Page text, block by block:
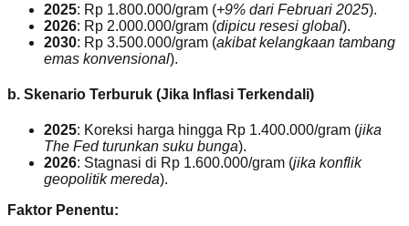
2025: Rp 1.800.000/gram (+9% dari Februari 2025).
2026: Rp 2.000.000/gram (dipicu resesi global).
2030: Rp 3.500.000/gram (akibat kelangkaan tambang
emas konvensional).
b. Skenario Terburuk (Jika Inflasi Terkendali)
2025: Koreksi harga hingga Rp 1.400.000/gram (jika
The Fed turunkan suku bunga).
2026: Stagnasi di Rp 1.600.000/gram (jika konflik
geopolitik mereda).
Faktor Penentu: